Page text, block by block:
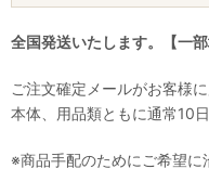
全国発送いたします。【一部
ご注文確定メールがお客様
本体、用品類ともに通常10
※商品手配のためにご希望に